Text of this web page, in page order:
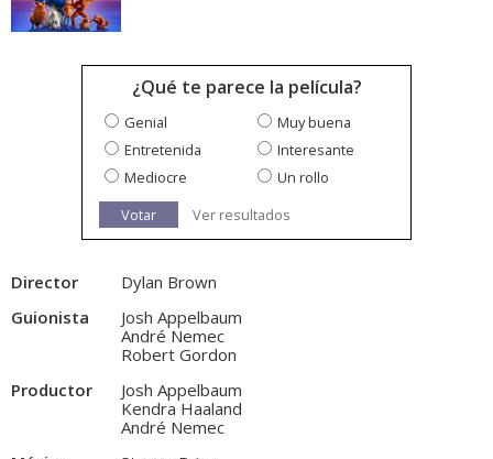
¿Qué te parece la película?
Genial
Muy buena
Entretenida
Interesante
Mediocre
Un rollo
Votar
Ver resultados
Director
Dylan Brown
Guionista
Josh Appelbaum
André Nemec
Robert Gordon
Productor
Josh Appelbaum
Kendra Haaland
André Nemec